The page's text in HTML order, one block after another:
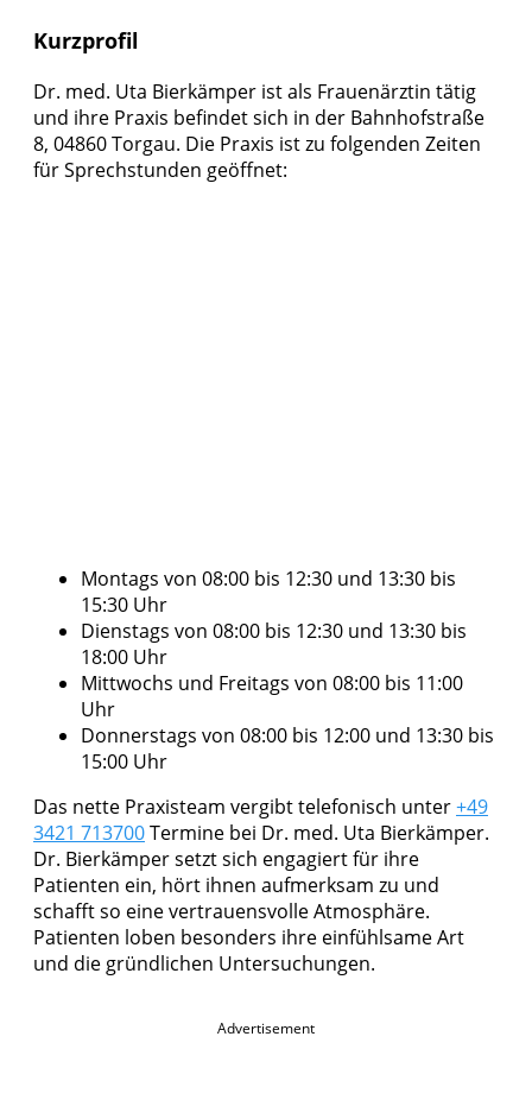
Kurzprofil
Dr. med. Uta Bierkämper ist als Frauenärztin tätig
und ihre Praxis befindet sich in der Bahnhofstraße
8, 04860 Torgau. Die Praxis ist zu folgenden Zeiten
für Sprechstunden geöffnet:
Montags von 08:00 bis 12:30 und 13:30 bis
15:30 Uhr
Dienstags von 08:00 bis 12:30 und 13:30 bis
18:00 Uhr
Mittwochs und Freitags von 08:00 bis 11:00
Uhr
Donnerstags von 08:00 bis 12:00 und 13:30 bis
15:00 Uhr
Das nette Praxisteam vergibt telefonisch unter+49
3421 713700Termine bei Dr. med. Uta Bierkämper.
Dr. Bierkämper setzt sich engagiert für ihre
Patienten ein, hört ihnen aufmerksam zu und
schafft so eine vertrauensvolle Atmosphäre.
Patienten loben besonders ihre einfühlsame Art
und die gründlichen Untersuchungen.
Advertisement